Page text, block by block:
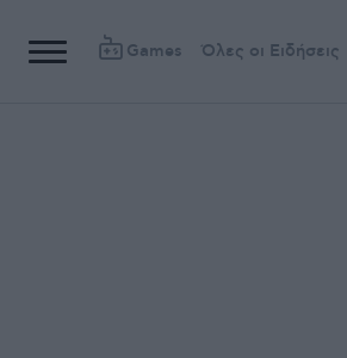
Games Όλες οι Ειδήσεις